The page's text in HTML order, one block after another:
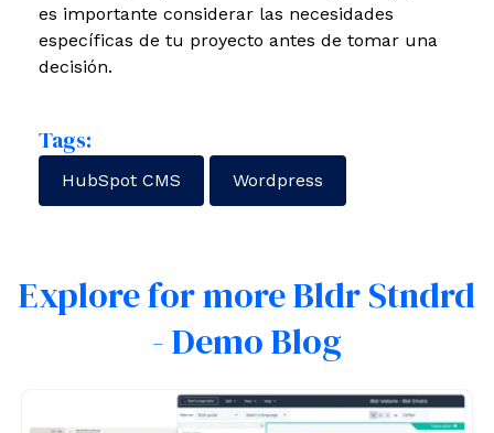
es importante considerar las necesidades
específicas de tu proyecto antes de tomar una
decisión.
Tags:
HubSpot CMS Wordpress
Explore for more Bldr Stndrd
- Demo Blog